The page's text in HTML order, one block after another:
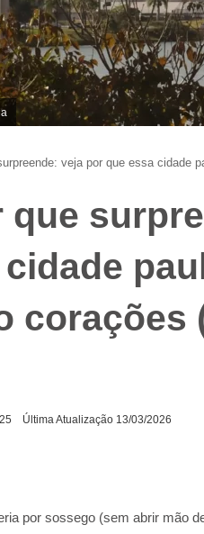
veja por que essa cidade
que
corações
Última Atualização 13/03/2026
por sossego (sem abrir mão